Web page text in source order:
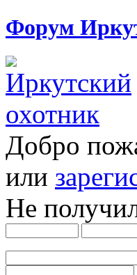
Форум
Добро
или
Не